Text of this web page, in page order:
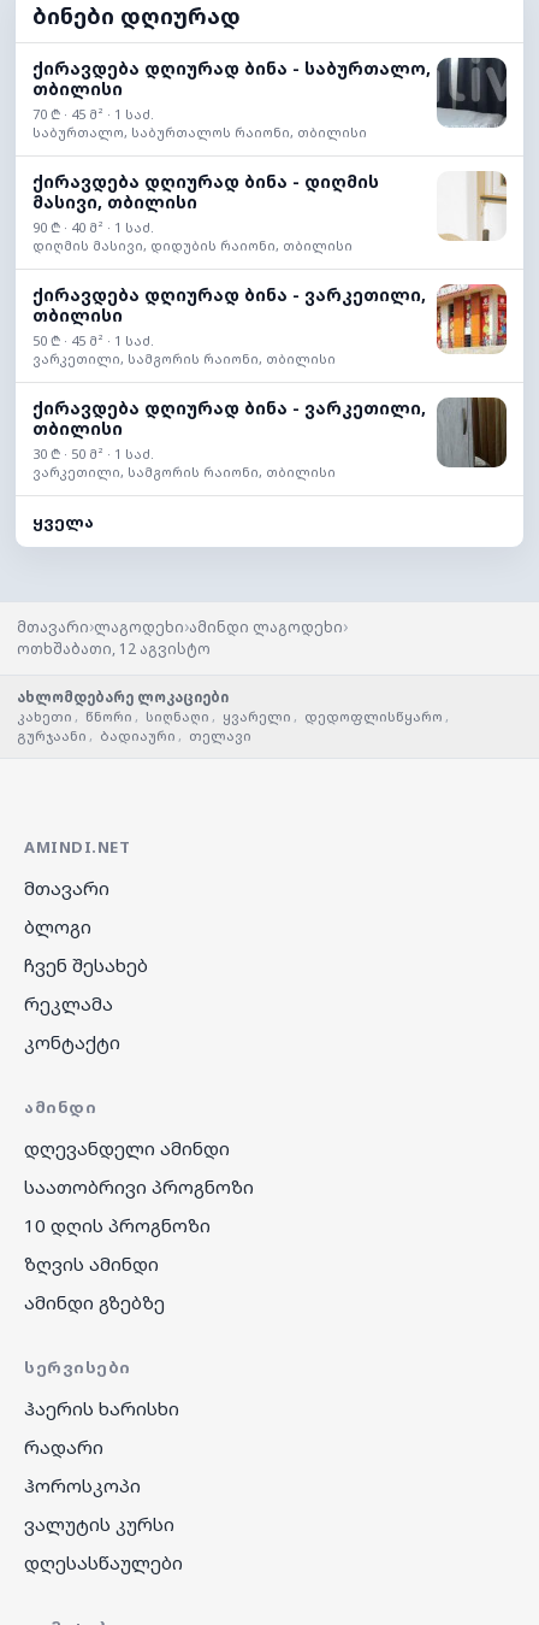
ბინები დღიურად
ქირავდება დღიურად ბინა - საბურთალო,
თბილისი
70 ₾ · 45 მ² · 1 საძ.
საბურთალო, საბურთალოს რაიონი, თბილისი
ქირავდება დღიურად ბინა - დიღმის
მასივი, თბილისი
90 ₾ · 40 მ² · 1 საძ.
დიღმის მასივი, დიდუბის რაიონი, თბილისი
ქირავდება დღიურად ბინა - ვარკეთილი,
თბილისი
50 ₾ · 45 მ² · 1 საძ.
ვარკეთილი, სამგორის რაიონი, თბილისი
ქირავდება დღიურად ბინა - ვარკეთილი,
თბილისი
30 ₾ · 50 მ² · 1 საძ.
ვარკეთილი, სამგორის რაიონი, თბილისი
ყველა
მთავარი›ლაგოდეხი›ამინდი ლაგოდეხი›
ოთხშაბათი, 12 აგვისტო
ახლომდებარე ლოკაციები
კახეთი , წნორი , სიღნაღი , ყვარელი , დედოფლისწყარო ,
გურჯაანი , ბადიაური , თელავი
AMINDI.NET
მთავარი
ბლოგი
ჩვენ შესახებ
რეკლამა
კონტაქტი
ᲐᲛᲘᲜᲓᲘ
დღევანდელი ამინდი
საათობრივი პროგნოზი
10 დღის პროგნოზი
ზღვის ამინდი
ამინდი გზებზე
ᲡᲔᲠᲕᲘᲡᲔᲑᲘ
ჰაერის ხარისხი
რადარი
ჰოროსკოპი
ვალუტის კურსი
დღესასწაულები